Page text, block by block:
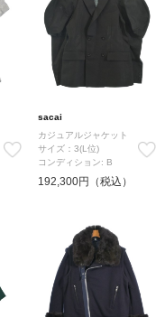
sacai
カジュアルジャケット
サイズ：3(L位)
コンディション: B
192,300円（税込）